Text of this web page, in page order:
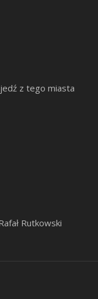
z tego miasta
Rutkowski